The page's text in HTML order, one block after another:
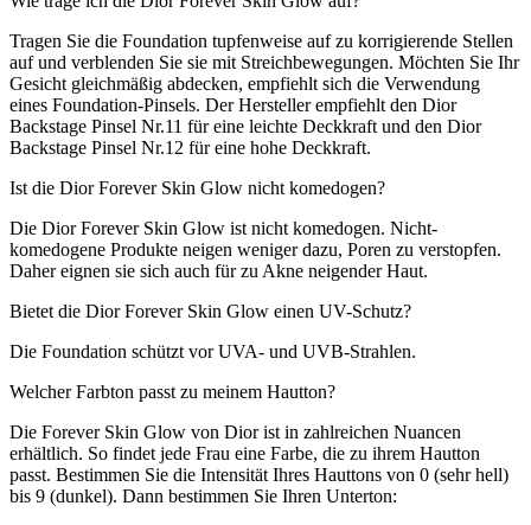
Tragen Sie die Foundation tupfenweise auf zu korrigierende Stellen
auf und verblenden Sie sie mit Streichbewegungen. Möchten Sie Ihr
Gesicht gleichmäßig abdecken, empfiehlt sich die Verwendung
eines Foundation-Pinsels. Der Hersteller empfiehlt den Dior
Backstage Pinsel Nr.11 für eine leichte Deckkraft und den Dior
Backstage Pinsel Nr.12 für eine hohe Deckkraft.
Ist die Dior Forever Skin Glow nicht komedogen?
Die Dior Forever Skin Glow ist nicht komedogen. Nicht-
komedogene Produkte neigen weniger dazu, Poren zu verstopfen.
Daher eignen sie sich auch für zu Akne neigender Haut.
Bietet die Dior Forever Skin Glow einen UV-Schutz?
Die Foundation schützt vor UVA- und UVB-Strahlen.
Welcher Farbton passt zu meinem Hautton?
Die Forever Skin Glow von Dior ist in zahlreichen Nuancen
erhältlich. So findet jede Frau eine Farbe, die zu ihrem Hautton
passt. Bestimmen Sie die Intensität Ihres Hauttons von 0 (sehr hell)
bis 9 (dunkel). Dann bestimmen Sie Ihren Unterton: